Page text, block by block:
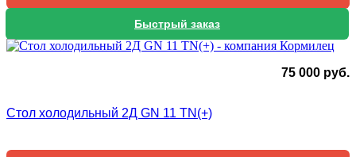
Быстрый заказ
75 000 руб.
Стол холодильный 2Д GN 11 TN(+)